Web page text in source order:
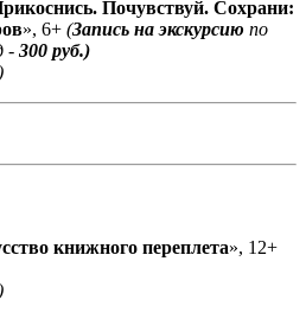
Почувствуй. Сохрани:
», 6+ (Запись на экскурсию по
- 300 руб.)
книжного переплета», 12+